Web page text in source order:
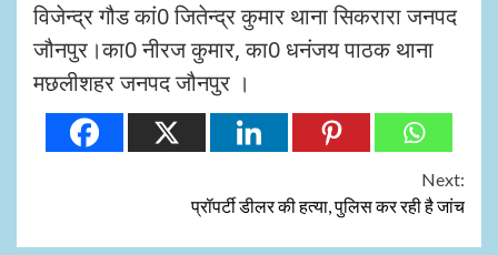
विजेन्द्र गौड कां0 जितेन्द्र कुमार थाना सिकरारा जनपद
जौनपुर।का0 नीरज कुमार, का0 धनंजय पाठक थाना
मछलीशहर जनपद जौनपुर ।
Next:
प्रॉपर्टी डीलर की हत्या, पुलिस कर रही है जांच